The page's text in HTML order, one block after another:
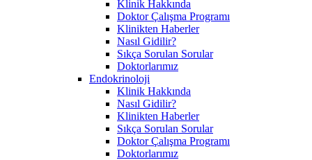
Klinik Hakkında
Doktor Çalışma Programı
Klinikten Haberler
Nasıl Gidilir?
Sıkça Sorulan Sorular
Doktorlarımız
Endokrinoloji
Klinik Hakkında
Nasıl Gidilir?
Klinikten Haberler
Sıkça Sorulan Sorular
Doktor Çalışma Programı
Doktorlarımız